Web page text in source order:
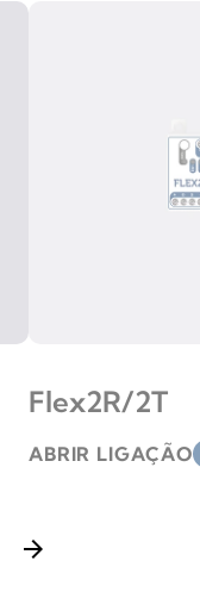
Flex2R/2T
ABRIR LIGAÇÃO
arrow_forward